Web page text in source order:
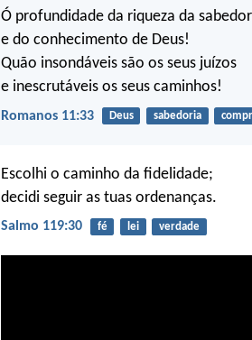
Ó profundidade da riqueza da
e do conhecimento de Deus!
Quão insondáveis são os seus juízos
e inescrutáveis os seus caminhos!
Romanos 11:33 Deus sabedoria
Escolhi o caminho da fidelidade;
decidi seguir as tuas ordenanças.
Salmo 119:30 fé lei verdade